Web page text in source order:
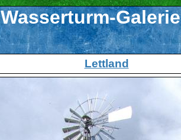
Wasserturm-Galerie
Lettland